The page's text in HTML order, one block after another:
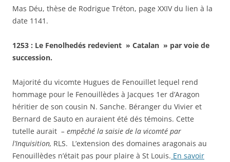
Mas Déu, thèse de Rodrigue Tréton, page XXIV du lien à la
date 1141.
1253 : Le Fenolhedés redevient » Catalan » par voie de
succession.
Majorité du vicomte Hugues de Fenouillet lequel rend
hommage pour le Fenouillèdes à Jacques 1er d’Aragon
héritier de son cousin N. Sanche. Béranger du Vivier et
Bernard de Sauto en auraient été dés témoins. Cette
tutelle aurait – empêché la saisie de la vicomté par
l’Inquisition, RLS. L’extension des domaines aragonais au
Fenouillèdes n’était pas pour plaire à St Louis. En savoir